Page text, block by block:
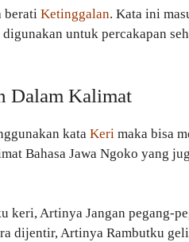
berati Ketinggalan. Kata ini
digunakan untuk percakapan
Dalam Kalimat
kata Keri maka bisa
Bahasa Jawa Ngoko yang
keri, Artinya Jangan pegang-
dijentir, Artinya Rambutku